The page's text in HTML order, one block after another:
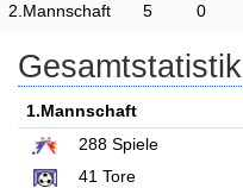
2.Mannschaft 5 0
Gesamtstatistik
1.Mannschaft
288 Spiele
41 Tore